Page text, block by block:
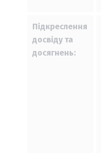
Підкреслення
досвіду та
досягнень: